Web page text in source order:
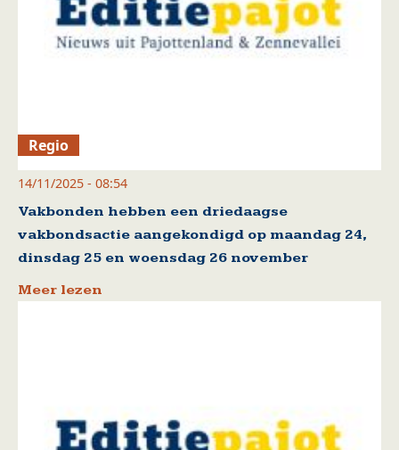
Regio
14/11/2025 - 08:54
Vakbonden hebben een driedaagse
vakbondsactie aangekondigd op maandag 24,
dinsdag 25 en woensdag 26 november
Meer lezen